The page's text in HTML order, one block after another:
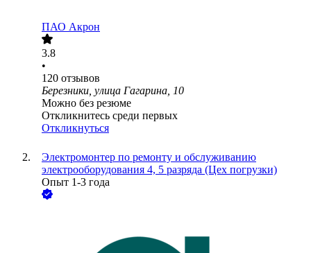
ПАО Акрон
3.8
•
120 отзывов
Березники, улица Гагарина, 10
Можно без резюме
Откликнитесь среди первых
Откликнуться
Электромонтер по ремонту и обслуживанию
электрооборудования 4, 5 разряда (Цех погрузки)
Опыт 1-3 года